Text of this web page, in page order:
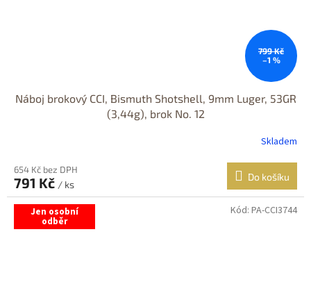
799 Kč
–1 %
Náboj brokový CCI, Bismuth Shotshell, 9mm Luger, 53GR
(3,44g), brok No. 12
Skladem
654 Kč bez DPH
791 Kč / ks
Do košíku
Jen osobní
odběr
Kód: PA-CCI3744